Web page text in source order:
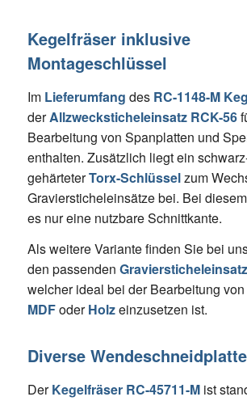
Kegelfräser inklusive
Montageschlüssel
Im Lieferumfang des RC-1148-M
derAllzwecksticheleinsatz RCK-56
Bearbeitung von Spanplatten und
enthalten. Zusätzlich liegt ein
gehärteterTorx-Schlüsselzum
Graviersticheleinsätze bei. Bei
es nur eine nutzbare Schnittkante.
Als weitere Variante finden Sie bei
den passenden
welcher ideal bei der Bearbeitung
MDFoderHolzeinzusetzen ist.
Diverse
DerKegelfräser RC-45711-M ist